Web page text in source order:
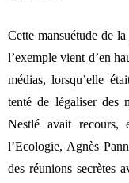
Cette mansuétude de
l’exemple vient d’en
médias, lorsqu’elle
tenté de légaliser des
Nestlé avait recours,
l’Ecologie, Agnès
des réunions secrètes